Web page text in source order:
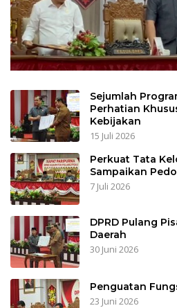
Sejumlah
Perhatian
Kebijakan
15 Juli 2026
Perkuat Tata
Sampaikan
7 Juli 2026
DPRD Pulang
Daerah
30 Juni 2026
Penguatan
23 Juni 2026